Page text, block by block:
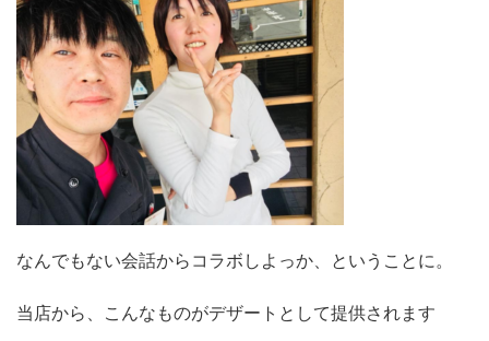
なんでもない会話からコラボしよっか、ということに。
当店から、こんなものがデザートとして提供されます